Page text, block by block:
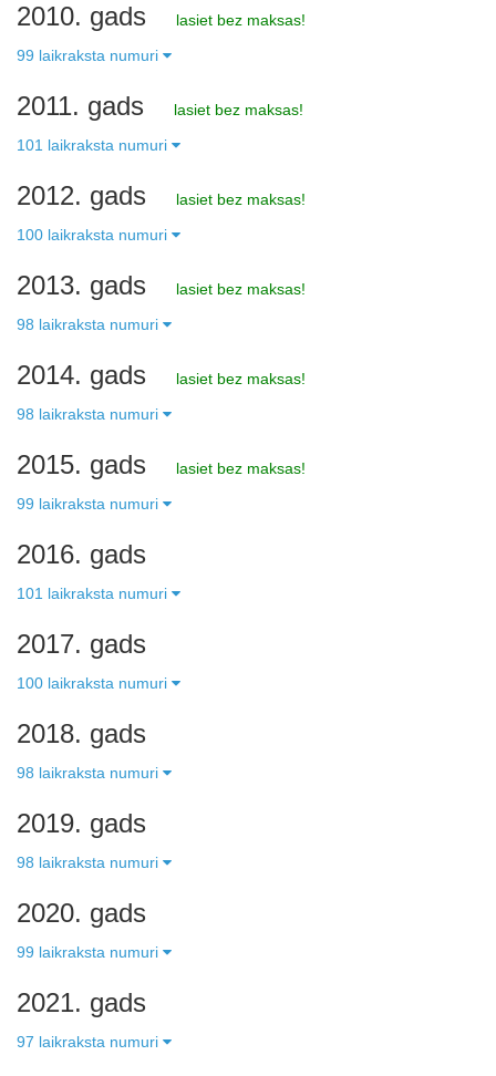
2010. gads
lasiet bez maksas!
99 laikraksta numuri
2011. gads
lasiet bez maksas!
101 laikraksta numuri
2012. gads
lasiet bez maksas!
100 laikraksta numuri
2013. gads
lasiet bez maksas!
98 laikraksta numuri
2014. gads
lasiet bez maksas!
98 laikraksta numuri
2015. gads
lasiet bez maksas!
99 laikraksta numuri
2016. gads
101 laikraksta numuri
2017. gads
100 laikraksta numuri
2018. gads
98 laikraksta numuri
2019. gads
98 laikraksta numuri
2020. gads
99 laikraksta numuri
2021. gads
97 laikraksta numuri